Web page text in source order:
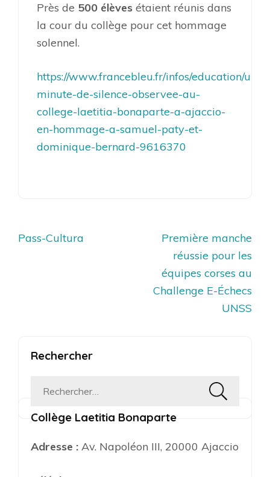
Près de 500 élèves étaient réunis dans
la cour du collège pour cet hommage
solennel.
https://www.francebleu.fr/infos/education/une-
minute-de-silence-observee-au-
college-laetitia-bonaparte-a-ajaccio-
en-hommage-a-samuel-paty-et-
dominique-bernard-9616370
Navigation
Pass-Cultura
Première manche
réussie pour les
équipes corses au
Challenge E-Échecs
UNSS
Rechercher
Rechercher :
Collège Laetitia Bonaparte
Adresse : Av. Napoléon III, 20000 Ajaccio